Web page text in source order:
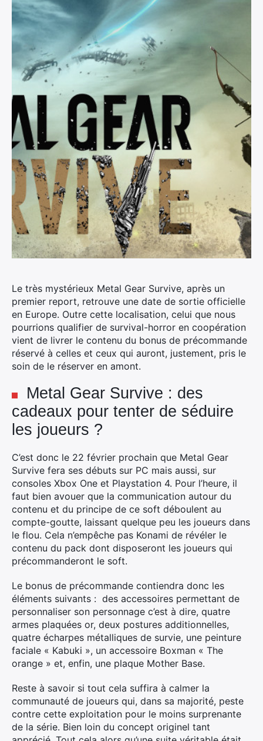
Le très mystérieux Metal Gear Survive, après un
premier report, retrouve une date de sortie officielle
en Europe. Outre cette localisation, celui que nous
pourrions qualifier de survival-horror en coopération
vient de livrer le contenu du bonus de précommande
réservé à celles et ceux qui auront, justement, pris le
soin de le réserver en amont.
Metal Gear Survive : des
cadeaux pour tenter de séduire
les joueurs ?
C’est donc le 22 février prochain que Metal Gear
Survive fera ses débuts sur PC mais aussi, sur
consoles Xbox One et Playstation 4. Pour l’heure, il
faut bien avouer que la communication autour du
contenu et du principe de ce soft déboulent au
compte-goutte, laissant quelque peu les joueurs dans
le flou. Cela n’empêche pas Konami de révéler le
contenu du pack dont disposeront les joueurs qui
précommanderont le soft.
Le bonus de précommande contiendra donc les
éléments suivants : des accessoires permettant de
personnaliser son personnage c’est à dire, quatre
armes plaquées or, deux postures additionnelles,
quatre écharpes métalliques de survie, une peinture
faciale « Kabuki », un accessoire Boxman « The
orange » et, enfin, une plaque Mother Base.
Reste à savoir si tout cela suffira à calmer la
communauté de joueurs qui, dans sa majorité, peste
contre cette exploitation pour le moins surprenante
de la série. Bien loin du concept originel tant